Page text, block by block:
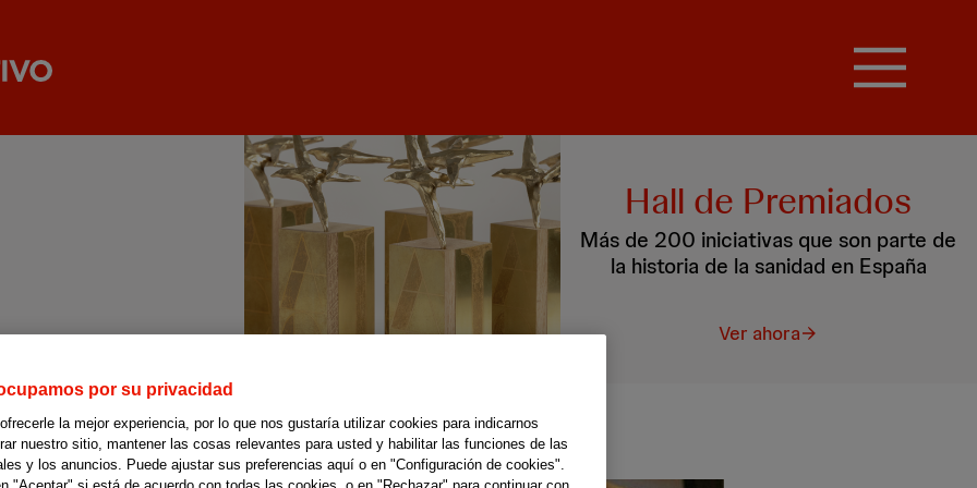
Hall de Premiados
Más de 200 iniciativas que son parte de
la historia de la sanidad en España
Ver ahora
por su privacidad
la mejor experiencia, por lo que nos gustaría utilizar cookies para indicarnos
nuestro sitio, mantener las cosas relevantes para usted y habilitar las funciones de las
y los anuncios. Puede ajustar sus preferencias aquí o en "Configuración de cookies".